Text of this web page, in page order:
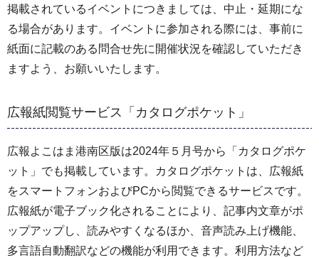
掲載されているイベントにつきましては、中止・延期にな
る場合があります。イベントに参加される際には、事前に
紙面に記載のある問合せ先に開催状況を確認していただき
ますよう、お願いいたします。
広報紙閲覧サービス「カタログポケット」
広報よこはま港南区版は2024年５月号から「カタログポケ
ット」でも掲載しています。カタログポケットは、広報紙
をスマートフォンおよびPCから閲覧できるサービスです。
広報紙が電子ブック化されることにより、記事内文章がポ
ップアップし、読みやすくなるほか、音声読み上げ機能、
多言語自動翻訳などの機能が利用できます。利用方法など